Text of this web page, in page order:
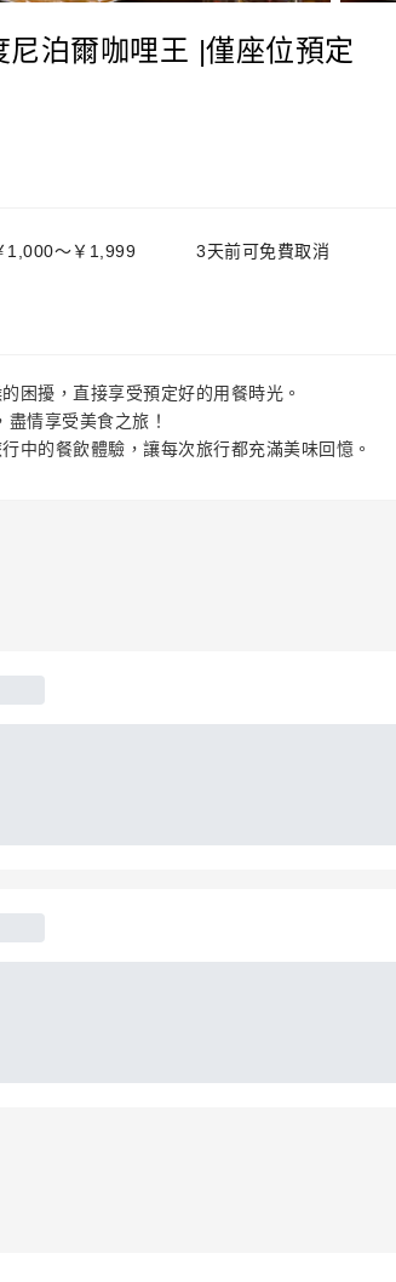
泊爾咖哩王 |僅座位預定
1,000～￥1,999 3天前可免費取消
困擾，直接享受預定好的用餐時光。
情享受美食之旅！
中的餐飲體驗，讓每次旅行都充滿美味回憶。